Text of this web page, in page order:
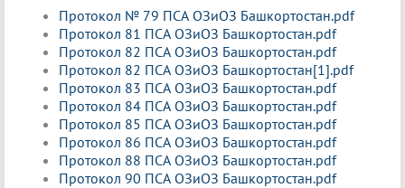
Протокол № 79 ПСА ОЗиОЗ Башкортостан.pdf
Протокол 81 ПСА ОЗиОЗ Башкортостан.pdf
Протокол 82 ПСА ОЗиОЗ Башкортостан.pdf
Протокол 82 ПСА ОЗиОЗ Башкортостан[1].pdf
Протокол 83 ПСА ОЗиОЗ Башкортостан.pdf
Протокол 84 ПСА ОЗиОЗ Башкортостан.pdf
Протокол 85 ПСА ОЗиОЗ Башкортостан.pdf
Протокол 86 ПСА ОЗиОЗ Башкортостан.pdf
Протокол 88 ПСА ОЗиОЗ Башкортостан.pdf
Протокол 90 ПСА ОЗиОЗ Башкортостан.pdf